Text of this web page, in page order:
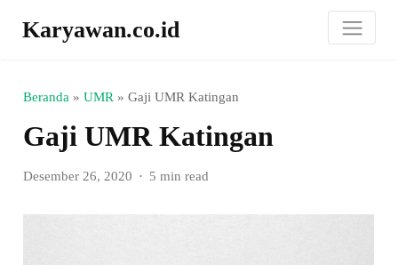
Karyawan.co.id
Beranda »UMR »Gaji UMR Katingan
Gaji UMR Katingan
Desember 26, 2020 5 min read